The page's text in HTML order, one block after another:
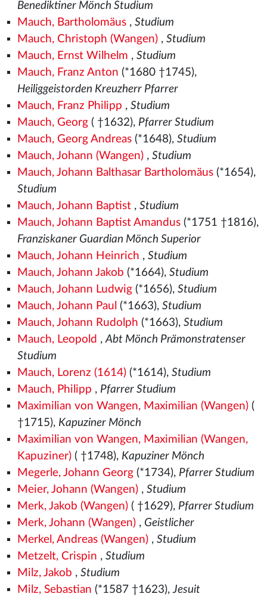
Benediktiner Mönch Studium
Mauch, Bartholomäus, Studium
Mauch, Christoph (Wangen), Studium
Mauch, Ernst Wilhelm , Studium
Mauch, Franz Anton (*1680 †1745),
Heiliggeistorden Kreuzherr Pfarrer
Mauch, Franz Philipp , Studium
Mauch, Georg( †1632), Pfarrer Studium
Mauch, Georg Andreas(*1648), Studium
Mauch, Johann (Wangen), Studium
Mauch, Johann Balthasar Bartholomäus(*1654),
Studium
Mauch, Johann Baptist, Studium
Mauch, Johann Baptist Amandus(*1751 †1816),
Franziskaner Guardian Mönch Superior
Mauch, Johann Heinrich , Studium
Mauch, Johann Jakob (*1664), Studium
Mauch, Johann Ludwig(*1656), Studium
Mauch, Johann Paul (*1663), Studium
Mauch, Johann Rudolph (*1663), Studium
Mauch, Leopold ,Abt Mönch Prämonstratenser
Studium
Mauch, Lorenz (1614)(*1614), Studium
Mauch, Philipp , Pfarrer Studium
Maximilian von Wangen, Maximilian (Wangen)(
†1715), Kapuziner Mönch
Maximilian von Wangen, Maximilian (Wangen,
Kapuziner)( †1748), Kapuziner Mönch
Megerle, Johann Georg(*1734), Pfarrer Studium
Meier, Johann (Wangen), Studium
Merk, Jakob (Wangen)( †1629), Pfarrer Studium
Merk, Johann (Wangen), Geistlicher
Merkel, Andreas (Wangen), Studium
Metzelt, Crispin , Studium
Milz, Jakob , Studium
Milz, Sebastian (*1587 †1623),Jesuit